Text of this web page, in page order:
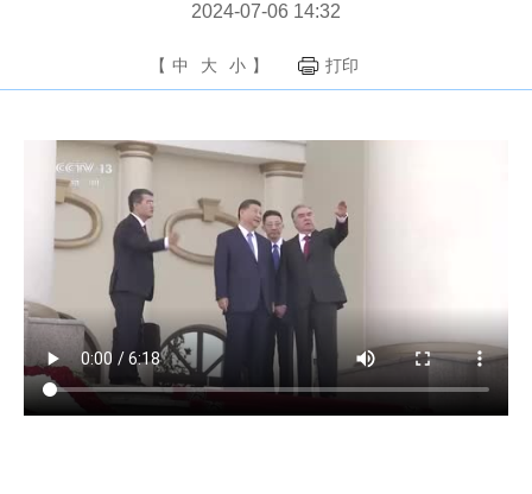
2024-07-06 14:32
【 中 大 小 】 打印